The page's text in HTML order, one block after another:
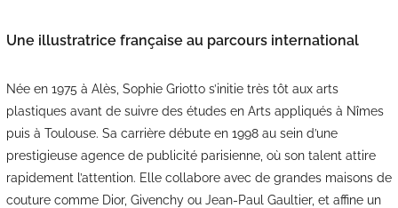
Une illustratrice française au parcours international
Née en 1975 à Alès, Sophie Griotto s’initie très tôt aux arts
plastiques avant de suivre des études en Arts appliqués à Nîmes
puis à Toulouse. Sa carrière débute en 1998 au sein d’une
prestigieuse agence de publicité parisienne, où son talent attire
rapidement l’attention. Elle collabore avec de grandes maisons de
couture comme Dior, Givenchy ou Jean-Paul Gaultier, et affine un